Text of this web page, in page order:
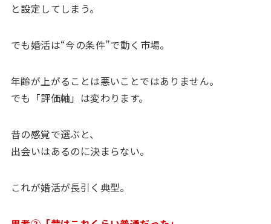
と設定してしまう。
でも婚活は“今の条件”で動く市場。
年齢が上がることは悪いことではありません。
でも「評価軸」は変わります。
昔の感覚で選ぶと、
出会いはあるのに決まらない。
これが婚活が長引く典型。